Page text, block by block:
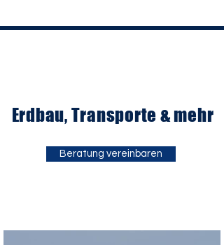
Erdbau, Transporte & mehr
Beratung vereinbaren